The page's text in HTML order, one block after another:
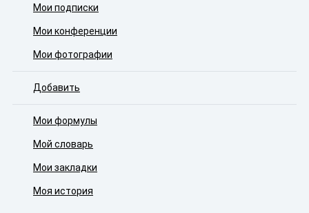
Мои подписки
Мои конференции
Мои фотографии
Добавить
Мои формулы
Мой словарь
Мои закладки
Моя история